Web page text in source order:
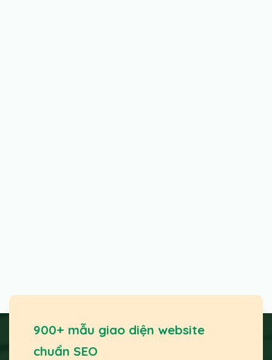
900+ mẫu giao diện website
chuẩn SEO